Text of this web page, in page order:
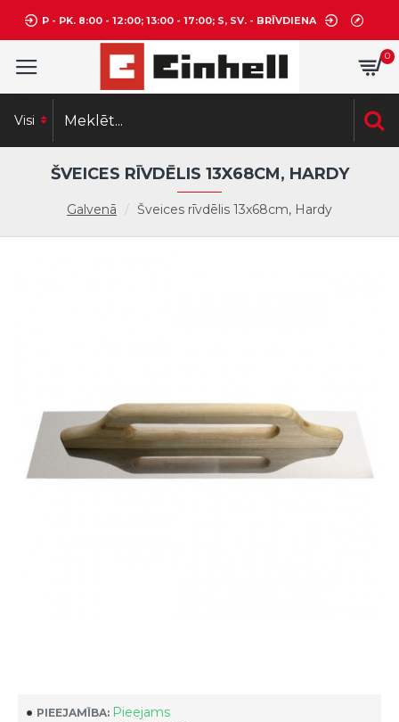
P - PK. 8:00 - 12:00; 13:00 - 17:00; S, SV. - BRĪVDIENA
0
Visi
Galvenā Šveices rīvdēlis 13x68cm, Hardy
ŠVEICES RĪVDĒLIS 13X68CM, HARDY
PIEEJAMĪBA: Pieejams